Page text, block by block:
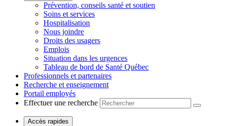
Prévention, conseils santé et soutien
Soins et services
Hospitalisation
Nous joindre
Droits des usagers
Emplois
Situation dans les urgences
Tableau de bord de Santé Québec
Professionnels et partenaires
Recherche et enseignement
Portail employés
Effectuer une recherche
Accès rapides